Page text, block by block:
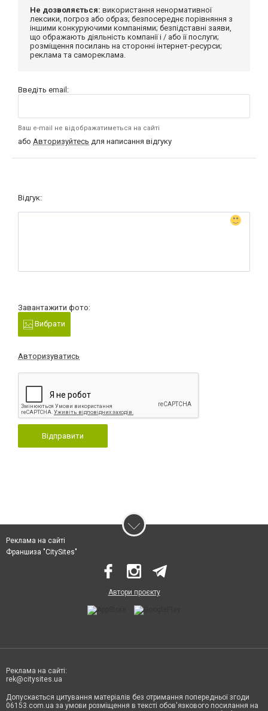
Не дозволяється: використання ненормативної
лексики, погроз або образ; безпосереднє порівняння з
іншими конкуруючими компаніями; безпідставні заяви,
що ображають діяльність компанії і / або її послуги;
розміщення посилань на сторонні інтернет-ресурси;
реклама та самореклама.
Введіть email:
Ваш e-mail не відображатиметься на сайті
або Авторизуйтесь для написання відгуку
Відгук:
Завантажити фото:
Вибрати
Авторизуватись
Відправити
Реклама на сайті
Франшиза "CitySites"
Автори проєкту
Реклама на сайті:
rek@citysites.ua
Допускається цитування матеріалів без отримання попередньої згоди
06153.com.ua за умови розміщення в тексті обов'язкового посилання на